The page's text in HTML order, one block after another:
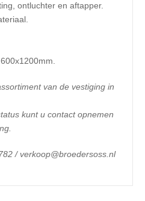
ontluchter en aftapper.
00x1200mm.
van de vestiging in
kunt u contact opnemen
/ verkoop@broedersoss.nl